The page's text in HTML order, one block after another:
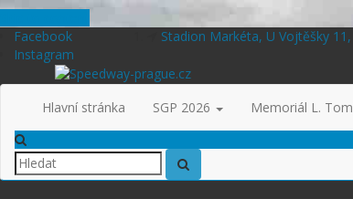
Facebook
Instagram
Stadion Markéta, U Vojtěšky
Hlavní stránka SGP 2026 Memoriál L.